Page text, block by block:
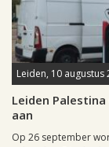
Leiden, 10 augustus
Leiden
aan
Op 26 september